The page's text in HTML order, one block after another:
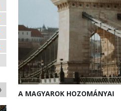
A MAGYAROK HOZOMÁNYAI